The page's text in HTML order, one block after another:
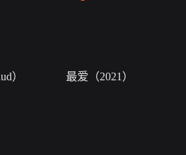
） 最爱（2021）